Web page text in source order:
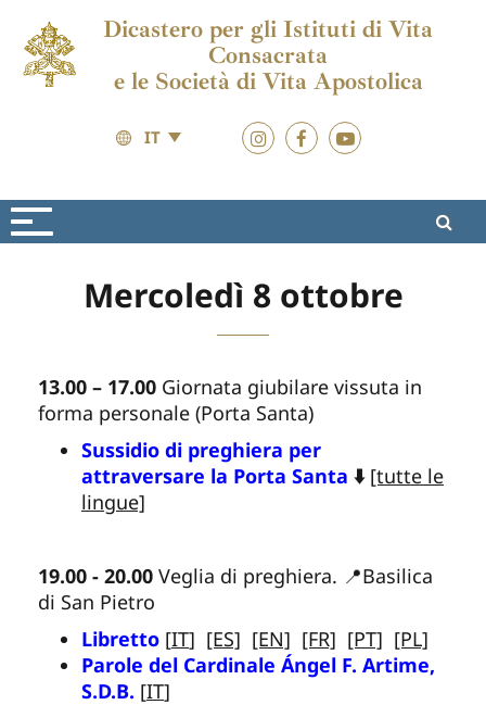
Dicastero per gli Istituti di Vita
Consacrata
e le Società di Vita Apostolica
IT
Mercoledì 8 ottobre
13.00 – 17.00 Giornata giubilare vissuta in
forma personale (Porta Santa)
Sussidio di preghiera per
attraversare la Porta Santa ⬇️ [tutte le
lingue]
19.00 - 20.00 Veglia di preghiera. 📍Basilica
di San Pietro
Libretto [IT] [ES] [EN] [FR] [PT] [PL]
Parole del Cardinale Ángel F. Artime,
S.D.B. [IT]